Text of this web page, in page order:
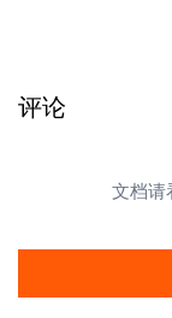
评论
文档请